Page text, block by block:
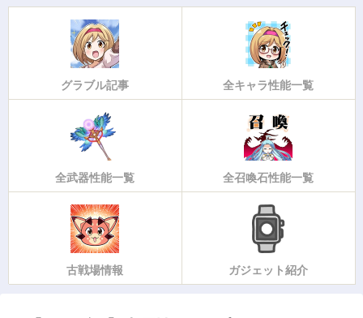
グラブル記事 全キャラ性能一覧
全武器性能一覧 全召喚石性能一覧
古戦場情報 ガジェット紹介